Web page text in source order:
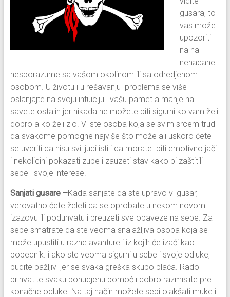
gusara, to
vas može
upozoriti
na na
nenadane
nesporazume sa vašom okolinom ili sa odredjenom
osobom. U životu i u rešavanju problema se više
oslanjajte na svoju intuiciju i vašu pamet a manje na
savete ostalih jer nikada ne možete biti sigurni ko vam želi
dobro a ko želi zlo. Vi ste osoba koja se svim srcem trudi
da svakome pomogne najviše što može ali uskoro ćete
se uveriti da nisu svi ljudi isti i da morate biti emotivno jači
i nekolicini pokazati zube i zauzeti stav kako bi zaštitili
sebe i svoje interese.
Sanjati gusare –Kada sanjate da ste upravo vi gusar,
verovatno ćete želeti da se oprobate u nekom novom
izazovu ili poduhvatu i preuzeti sve obaveze na sebe. Za
sebe smatrate da ste veoma snalažljiva osoba koja se
može upustiti u razne avanture i iz kojih će izaći kao
pobednik. i ako ste veoma sigurni u sebe i svoje odluke,
budite pažljivi jer se svaka greška skupo plaća. Rado
prihvatite svaku ponudjenu pomoć i dobro razmislite pre
konačne odluke. Na taj način možete sebi olakšati muke i